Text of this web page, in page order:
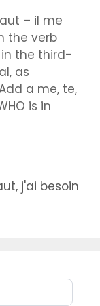
– il me
the verb
the third-
as
a me, te,
is in
, j'ai besoin